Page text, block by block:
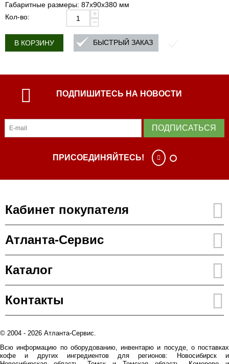
Габаритные размеры: 87x90x380 мм
Кол-во:
+
−
В КОРЗИНУ БЫСТРЫЙ ЗАКАЗ
ПОДПИШИТЕСЬ НА НОВОСТИ
ПОДПИСАТЬСЯ
ПРИСОЕДИНЯЙТЕСЬ!
Кабинет покупателя
Атланта-Сервис
Каталог
Контакты
© 2004 - 2026 Атланта-Сервис.
Всю информацию по оборудованию, инвентарю и посуде, о поставках
кофе и других ингредиентов для регионов: Новосибирск и